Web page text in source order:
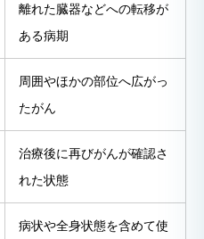
離れた臓器などへの転移が
ある病期
周囲やほかの部位へ広がっ
たがん
治療後に再びがんが確認さ
れた状態
病状や全身状態を含めて使